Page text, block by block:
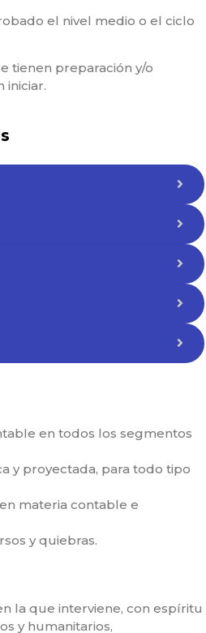
el nivel medio o el ciclo
tienen preparación y/o
iniciar.
en todos los segmentos
y proyectada, para todo tipo
materia contable e
y quiebras.
la que interviene, con espíritu
y humanitarios,